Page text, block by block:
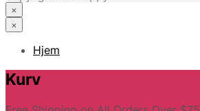
×
×
Hjem
Kurv